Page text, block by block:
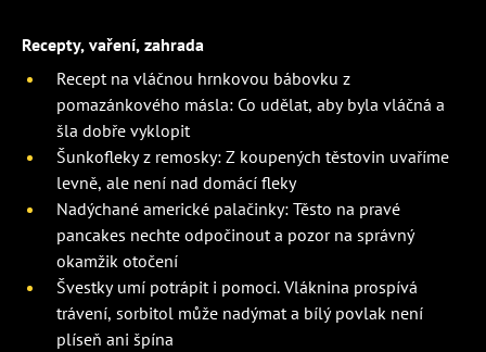
Recepty, vaření, zahrada
Recept na vláčnou hrnkovou bábovku z
pomazánkového másla: Co udělat, aby byla vláčná a
šla dobře vyklopit
Šunkofleky z remosky: Z koupených těstovin uvaříme
levně, ale není nad domácí fleky
Nadýchané americké palačinky: Těsto na pravé
pancakes nechte odpočinout a pozor na správný
okamžik otočení
Švestky umí potrápit i pomoci. Vláknina prospívá
trávení, sorbitol může nadýmat a bílý povlak není
plíseň ani špína